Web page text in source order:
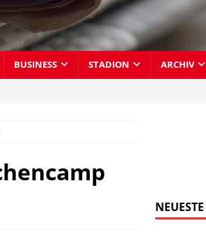
BUSINESS STADION ARCHIV